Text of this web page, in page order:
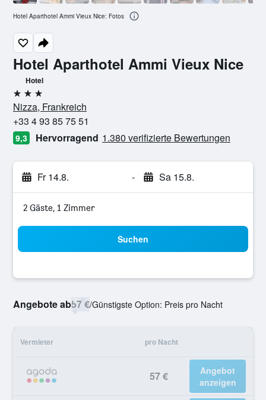
Hotel Aparthotel Ammi Vieux Nice
Hotel
3 Sterne
Nizza, Frankreich
+33 4 93 85 75 51
9,3 Hervorragend 1.380 verifizierte Bewertungen
Fr 14.8. - Sa 15.8.
2 Gäste, 1 Zimmer
Suchen
Angebote ab57 €/Günstigste Option: Preis pro Nacht
Vermieter pro Nacht
57 €
Angebot
anzeigen
Hotel Aparthotel Ammi Vieux Nice: Fotos